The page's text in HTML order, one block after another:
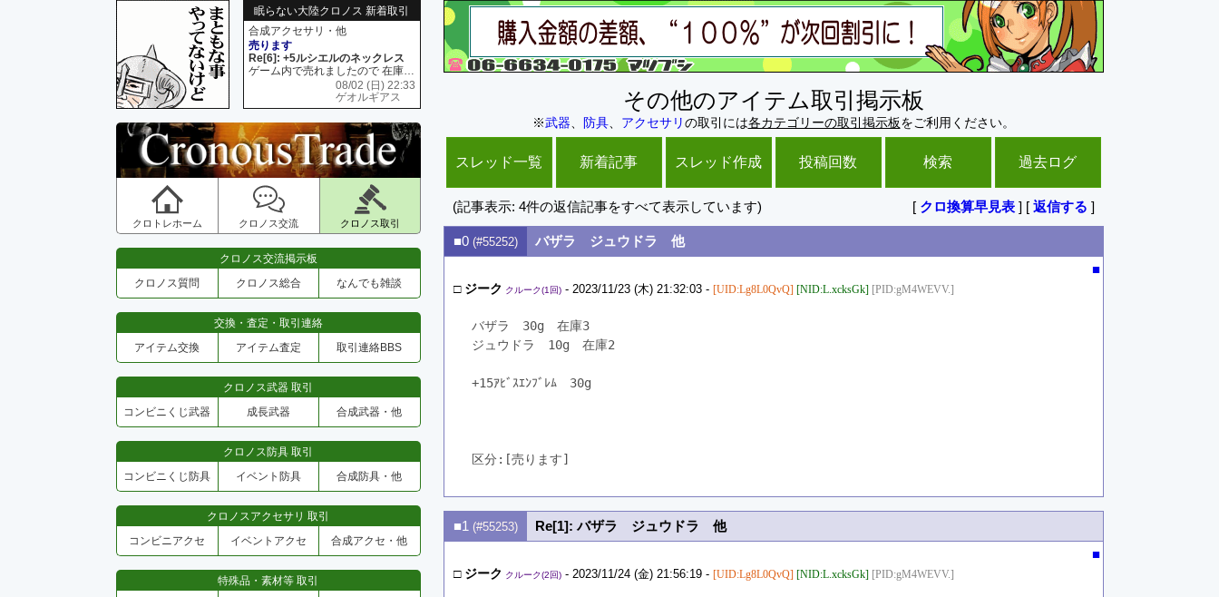
眠らない大陸クロノス 新着取引
合成アクセサリ・他
売ります
Re[6]: +5ルシエルのネックレス
ゲーム内で売れましたので 在庫がネク1 リング4 となります リングのお値段は80G といたします
08/02 (日) 22:33
ゲオルギアス
クロトレホーム クロノス交流 クロノス取引
クロノス交流掲示板
クロノス質問
クロノス総合 なんでも雑談
交換・査定・取引連絡
アイテム交換
アイテム査定 取引連絡BBS
クロノス武器 取引
コンビニくじ武器
成長武器 合成武器・他
クロノス防具 取引
コンビニくじ防具
イベント防具 合成防具・他
クロノスアクセサリ 取引
コンビニアクセ
イベントアクセ 合成アクセ・他
特殊品・素材等 取引
その他のアイテム取引掲示板
※武器 防具、 アクセサリの取引には各カテゴリーの取引掲示板をご利用ください。
スレッド一覧 新着記事 スレッド作成 投稿回数 検索 過去ログ
(記事表示: 4件の返信記事をすべて表示しています) [ クロ換算早見表] [ 返信する ]
■0 (#55252)
バザラ ジュウドラ 他
■
□ ジーク クルーク(1回)- 2023/11/23 (木) 21:32:03 - [UID:Lg8L0QvQ] [NID:L.xcksGk] [PID:gM4WEVV.]
バザラ　30g　在庫3
ジュウドラ　10g　在庫2
+15ｱﾋﾞｽｴﾝﾌﾞﾚﾑ　30g
区分:[売ります]
■1 (#55253)
Re[1]: バザラ ジュウドラ 他
■
□ ジーク クルーク(2回)- 2023/11/24 (金) 21:56:19 - [UID:Lg8L0QvQ] [NID:L.xcksGk] [PID:gM4WEVV.]